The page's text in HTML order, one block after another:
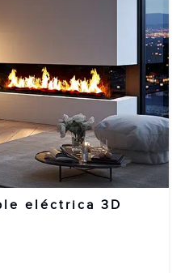
eléctrica 3D